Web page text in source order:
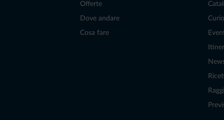
Offerte
Dove andare
Cosa fare